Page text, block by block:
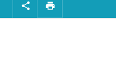
공유
share print